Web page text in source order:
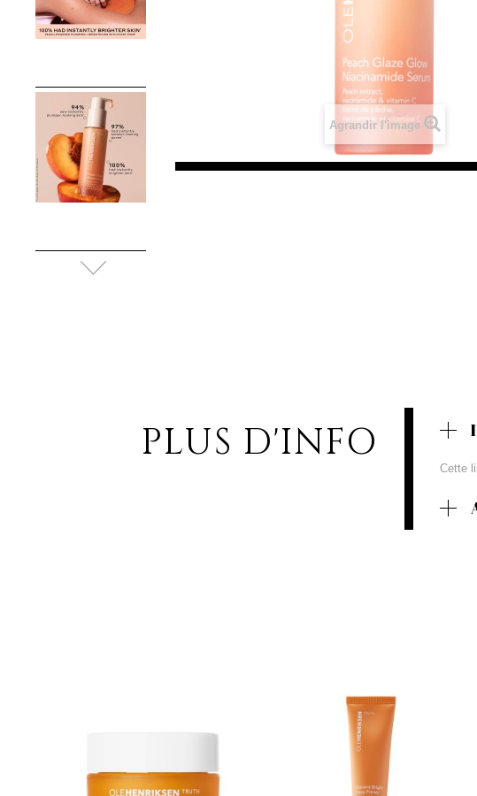
Agrandir l'image
PLUS D'INFO
Cette